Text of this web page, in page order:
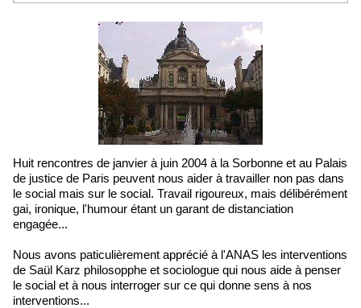
Huit rencontres de janvier à juin 2004 à la Sorbonne et au Palais
de justice de Paris peuvent nous aider à travailler non pas dans
le social mais sur le social. Travail rigoureux, mais délibérément
gai, ironique, l'humour étant un garant de distanciation
engagée...
Nous avons paticulièrement apprécié à l'ANAS les interventions
de Saül Karz philosopphe et sociologue qui nous aide à penser
le social et à nous interroger sur ce qui donne sens à nos
interventions...